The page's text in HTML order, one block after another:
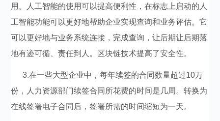
用。人工智能的使用可以提高便利性，在标志上启动的人
工智能功能可以更好地帮助企业实现查询和业务评估。它
可以更好地与业务系统连接，完成查询，让后期让后期落
地有迹可循、责任到人。区块链技术提高了安全性。
3.在一些大型企业中，每年续签的合同数量超过10万
份，人力资源部门续签合同所花费的时间是几周。转换为
在线签署电子合同后，签署所需的时间缩短为一天。